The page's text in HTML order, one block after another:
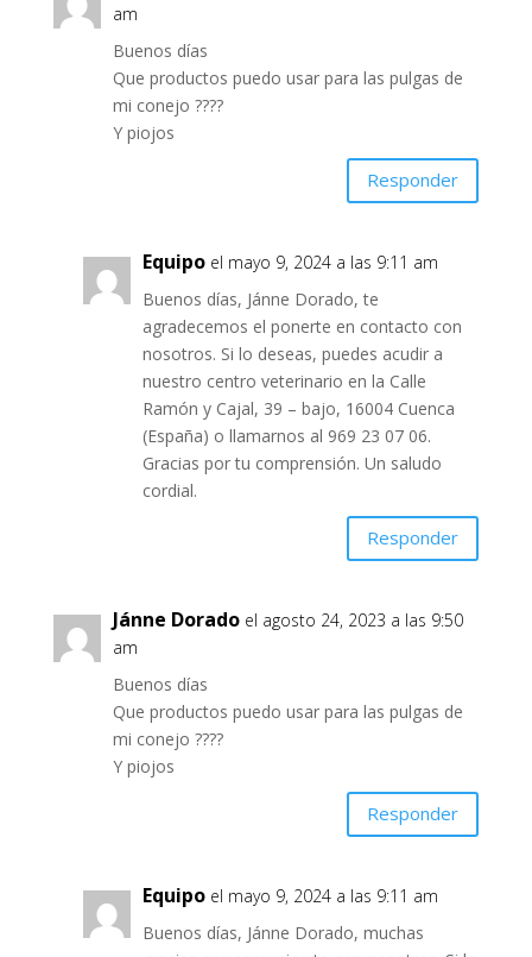
am
Buenos días
Que productos puedo usar para las pulgas de
mi conejo ????
Y piojos
Responder
Equipo el mayo 9, 2024 a las 9:11 am
Buenos días, Jánne Dorado, te
agradecemos el ponerte en contacto con
nosotros. Si lo deseas, puedes acudir a
nuestro centro veterinario en la Calle
Ramón y Cajal, 39 – bajo, 16004 Cuenca
(España) o llamarnos al 969 23 07 06.
Gracias por tu comprensión. Un saludo
cordial.
Responder
Jánne Dorado el agosto 24, 2023 a las 9:50
am
Buenos días
Que productos puedo usar para las pulgas de
mi conejo ????
Y piojos
Responder
Equipo el mayo 9, 2024 a las 9:11 am
Buenos días, Jánne Dorado, muchas